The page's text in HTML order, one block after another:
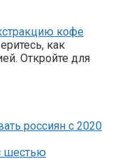
кофе
как
Откройте для
россиян с 2020
шестью